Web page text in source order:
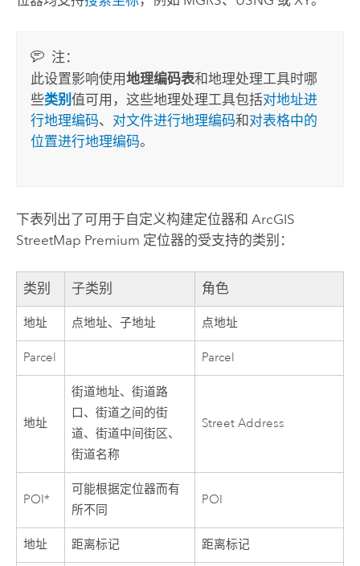
注：
此设置影响使用地理编码表和地理处理工具时哪
些类别值可用，这些地理处理工具包括对地址进
行地理编码、 对文件进行地理编码和对表格中的
位置进行地理编码。
下表列出了可用于自定义构建定位器和 ArcGIS
StreetMap Premium 定位器的受支持的类别：
类别 子类别 角色
地址 点地址、子地址 点地址
Parcel Parcel
地址
街道地址、街道路
口、街道之间的街
道、街道中间街区、
街道名称
Street Address
POI*
可能根据定位器而有
所不同
POI
地址 距离标记 距离标记